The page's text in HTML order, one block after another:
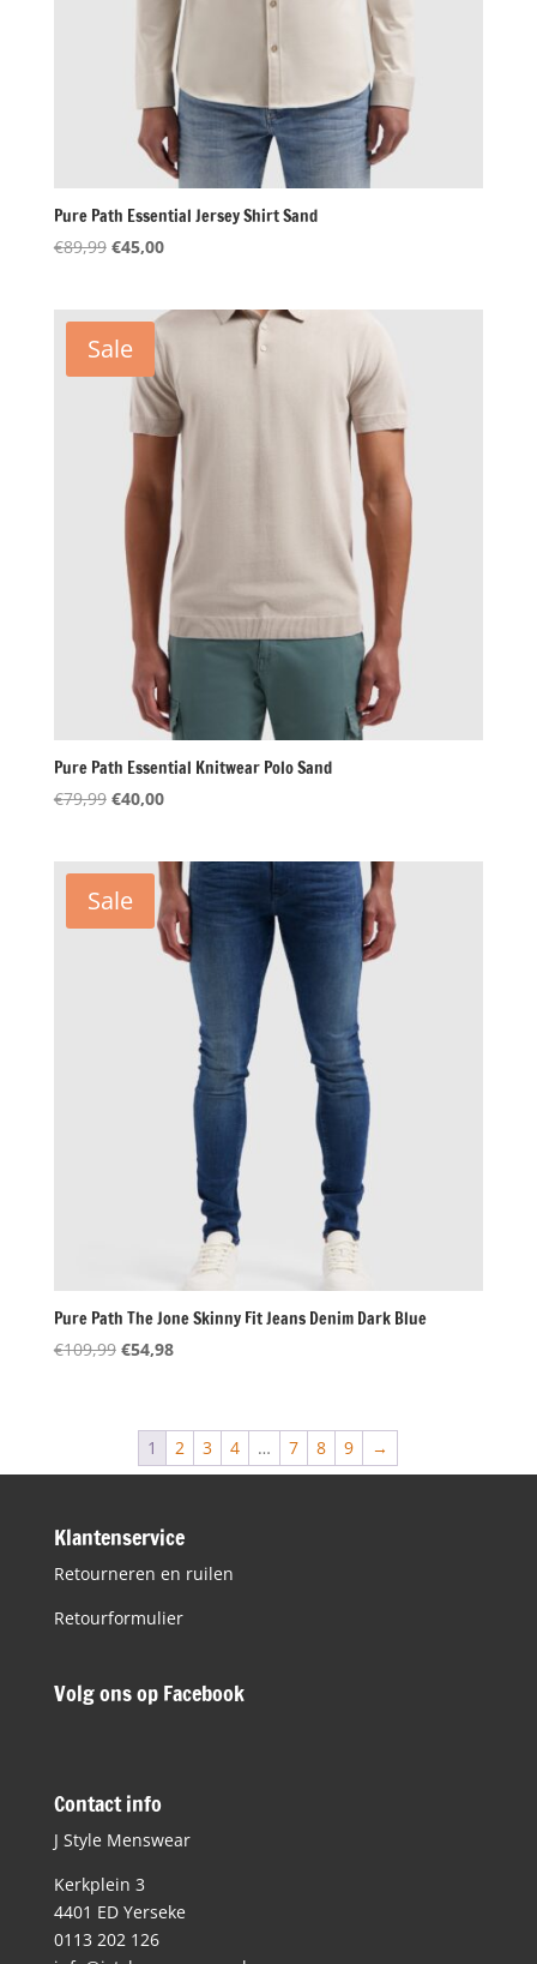
Pure Path Essential Jersey Shirt Sand
€89,99 Oorspronkelijke
€89,99.
€45,00Huidige
€45,00.
Sale
Pure Path Essential Knitwear Polo Sand
€79,99 Oorspronkelijke
€79,99.
€40,00Huidige
€40,00.
Sale
Pure Path The Jone Skinny Fit Jeans Denim Dark Blue
€109,99 Oorspronkelijke
€109,99.
€54,98Huidige
€54,98.
1 2 3 4 … 7 8 9 →
Klantenservice
Retourneren en ruilen
Retourformulier
Volg ons op Facebook
Contact info
J Style Menswear
Kerkplein 3
4401 ED Yerseke
0113 202 126